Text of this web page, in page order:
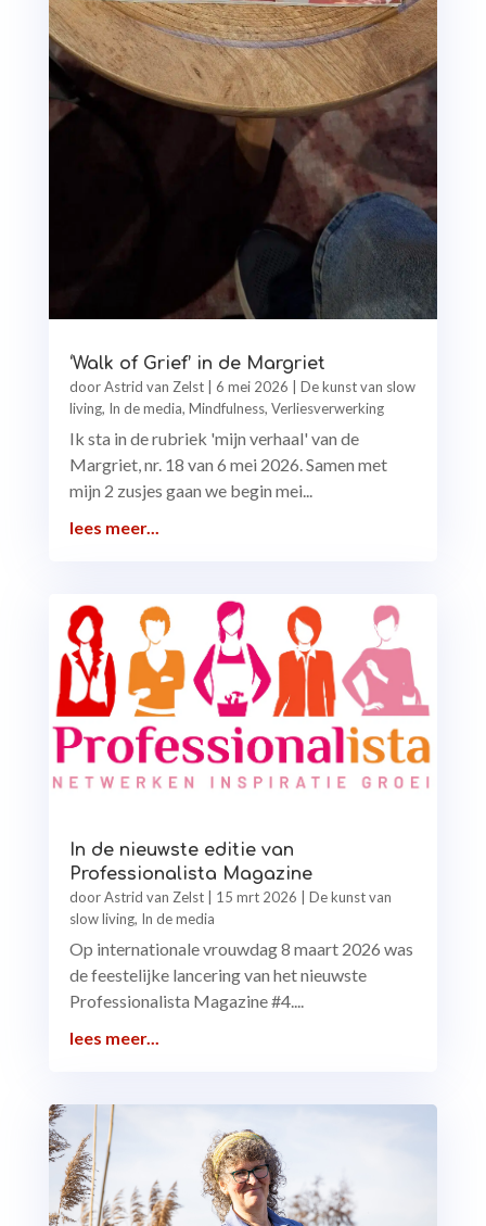
‘Walk of Grief’ in de Margriet
doorAstrid van Zelst| 6 mei 2026
De kunst van slow
living, In de media, Mindfulness, Verliesverwerking
Ik sta in de rubriek 'mijn verhaal' van de
Margriet, nr. 18 van 6 mei 2026. Samen met
mijn 2 zusjes gaan we begin mei...
lees meer...
In de nieuwste editie van
Professionalista Magazine
doorAstrid van Zelst| 15 mrt 2026
De kunst van
slow living, In de media
Op internationale vrouwdag 8 maart 2026 was
de feestelijke lancering van het nieuwste
Professionalista Magazine #4....
lees meer...